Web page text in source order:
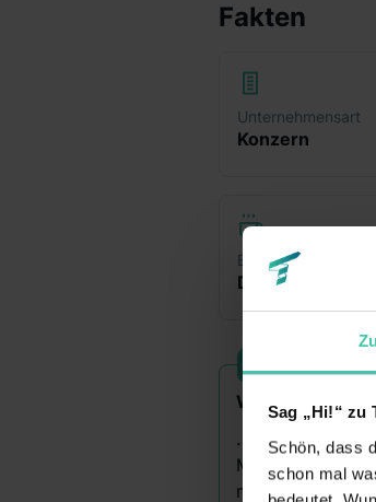
Sag „Hi!“ zu
Schön, dass
schon mal
Fakten
Unternehmensart
Konzern
Branche
Wusstest du
…den
monatlich die